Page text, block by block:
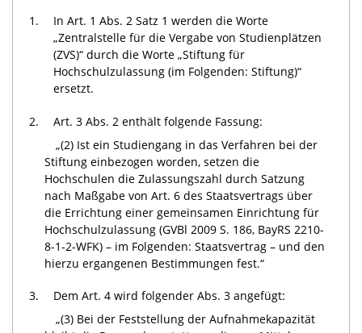
1.
In Art. 1 Abs. 2 Satz 1 werden die Worte
„Zentralstelle für die Vergabe von Studienplätzen
(ZVS)“ durch die Worte „Stiftung für
Hochschulzulassung (im Folgenden: Stiftung)“
ersetzt.
2.
Art. 3 Abs. 2 enthält folgende Fassung:
„(2) Ist ein Studiengang in das Verfahren bei der
Stiftung einbezogen worden, setzen die
Hochschulen die Zulassungszahl durch Satzung
nach Maßgabe von Art. 6 des Staatsvertrags über
die Errichtung einer gemeinsamen Einrichtung für
Hochschulzulassung (GVBl 2009 S. 186, BayRS 2210-
8-1-2-WFK) – im Folgenden: Staatsvertrag – und den
hierzu ergangenen Bestimmungen fest.“
3.
Dem Art. 4 wird folgender Abs. 3 angefügt:
„(3) Bei der Feststellung der Aufnahmekapazität